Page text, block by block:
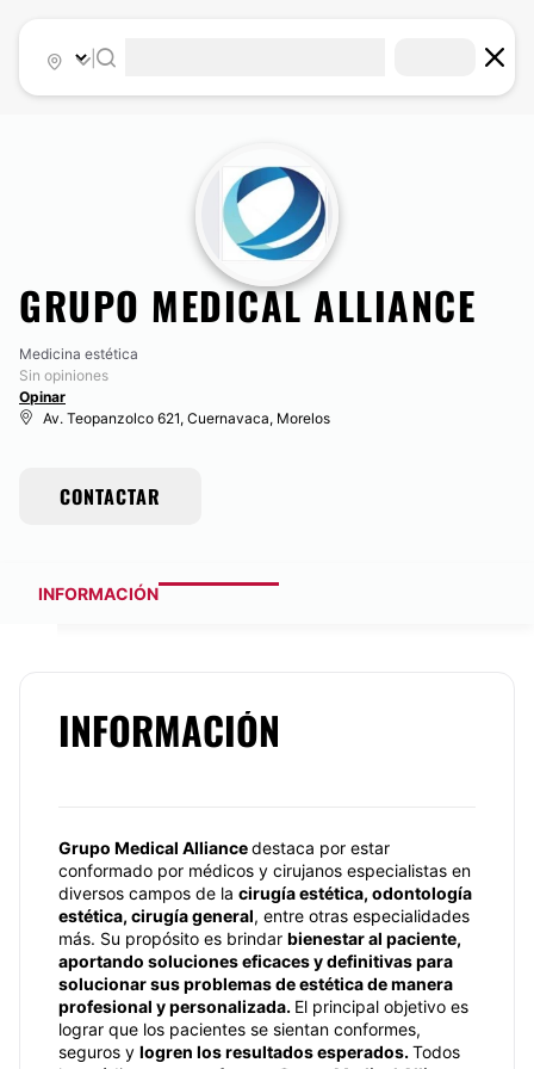
GRUPO MEDICAL ALLIANCE
Medicina estética
Sin opiniones
Opinar
Av. Teopanzolco 621, Cuernavaca, Morelos
CONTACTAR
INFORMACIÓN
INFORMACIÓN
Grupo Medical Alliancedestaca por estar
conformado por médicos y cirujanos especialistas en
diversos campos de la cirugía estética, odontología
estética, cirugía general, entre otras especialidades
más. Su propósito es brindar bienestar al paciente,
aportando soluciones eficaces y definitivas para
solucionar sus problemas de estética de manera
profesional y personalizada. El principal objetivo es
lograr que los pacientes se sientan conformes,
seguros y logren los resultados esperados.Todos